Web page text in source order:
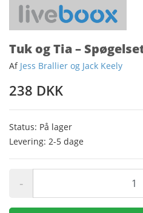
Tuk og Tia –
Af Jess Brallier og Jack Keely
238 DKK
Status: På lager
Levering: 2-5 dage
-